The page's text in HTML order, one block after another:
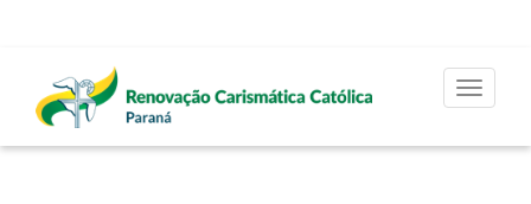
Toggle